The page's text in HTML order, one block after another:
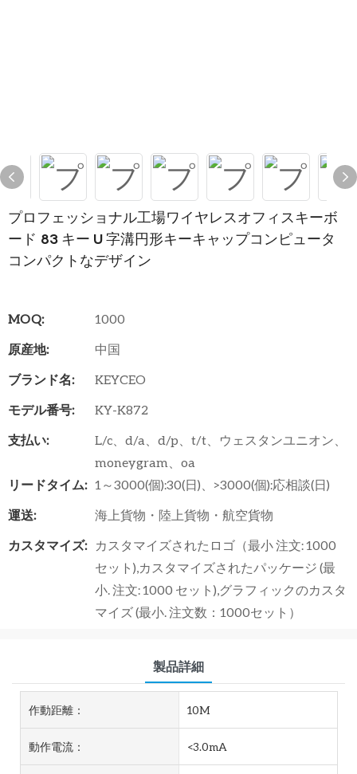
プロフェッショナル工場ワイヤレスオフィスキーボ
ード 83 キー U 字溝円形キーキャップコンピュータ
コンパクトなデザイン
MOQ:
1000
原産地:
中国
ブランド名:
KEYCEO
モデル番号:
KY-K872
支払い:
L/c、d/a、d/p、t/t、ウェスタンユニオン、
moneygram、oa
リードタイム: 1～3000(個):30(日)、>3000(個):応相談(日)
運送:
海上貨物・陸上貨物・航空貨物
カスタマイズ:
カスタマイズされたロゴ（最小 注文: 1000
セット),カスタマイズされたパッケージ (最
小. 注文: 1000 セット),グラフィックのカスタ
マイズ (最小. 注文数：1000セット）
製品詳細
作動距離： 10M
動作電流： <3.0mA